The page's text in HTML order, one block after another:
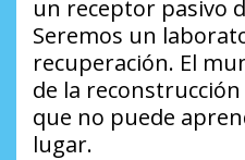
un receptor pasivo
Seremos un
recuperación. El
de la reconstrucción
que no puede
lugar.